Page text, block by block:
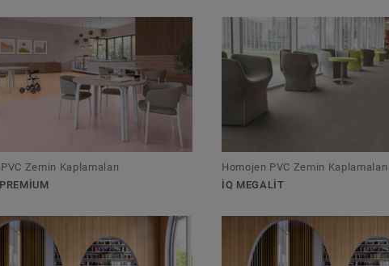
Zemin Kaplamaları
Homojen PVC Zemin Kaplamaları
IQ MEGALIT